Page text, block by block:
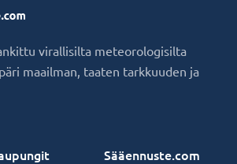
virallisilta meteorologisilta
maailman, taaten tarkkuuden ja
Sääennuste.com